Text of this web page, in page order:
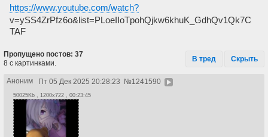
https://www.youtube.com/watch?
v=ySS4ZrPfz6o&list=PLoeIIoTpohQjkw6khuK_GdhQv1Qk7C
TAF
Пропущено постов: 37
8 с картинками.
В тред Скрыть
Аноним Пт 05 Дек 2025 20:28:23 №1241590
50025Kb , 1200x722 , 00:23:45